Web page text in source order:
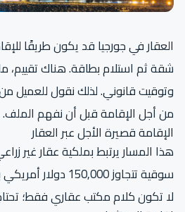
العقار في جورجيا قد يكون طريقًا
شقة ثم استلام بطاقة. هناك تقييم،
وتوقيت قانوني. لذلك نقول للعميل
من أجل الإقامة قبل أن نفهم الملف.
الإقامة قصيرة الأجل عبر العقار
هذا المسار يرتبط بملكية عقار غير
سوقية تتجاوز
لا تكون كلام مكتب عقاري فقط؛ تحتاج